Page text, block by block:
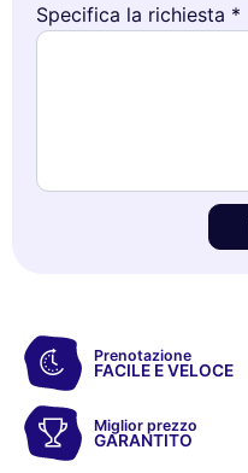
Specifica la richiesta *
Prenotazione
FACILE E VELOCE
Miglior prezzo
GARANTITO